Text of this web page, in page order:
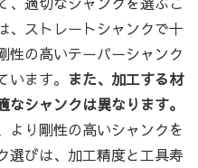
、ストレートシャンクで十
性の高いテーパーシャンク
ます。 また、加工する材
シャンクは異なります。
より剛性の高いシャンクを
選びは、加工精度と工具寿